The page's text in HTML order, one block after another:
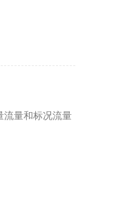
流量和标况流量